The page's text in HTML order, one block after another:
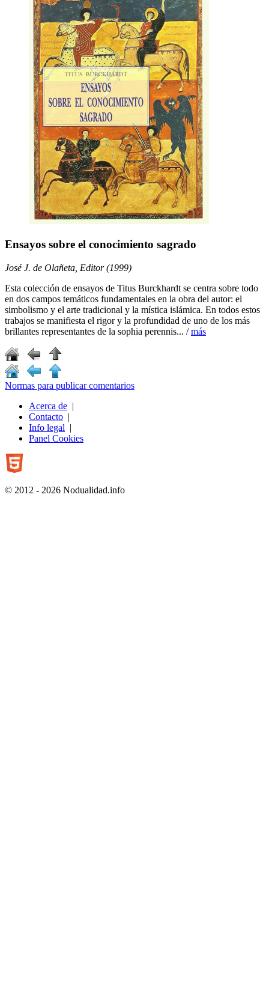
Ensayos sobre el conocimiento sagrado
José J. de Olañeta, Editor (1999)
Esta colección de ensayos de Titus Burckhardt se centra sobre todo
en dos campos temáticos fundamentales en la obra del autor: el
simbolismo y el arte tradicional y la mística islámica. En todos estos
trabajos se manifiesta el rigor y la profundidad de uno de los más
brillantes representantes de la sophia perennis... /más
Normas para publicar comentarios
Acerca de |
Contacto |
Info legal |
Panel Cookies
© 2012 - 2026 Nodualidad.info